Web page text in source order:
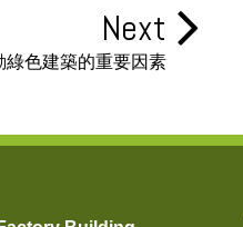
Next
綠色建築的重要因素